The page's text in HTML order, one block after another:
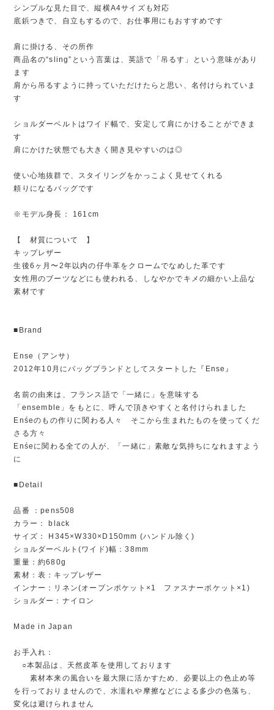
シンプルな見た目で、縦横A4サイズも対応
底鋲つきで、自立もするので、お仕事用にもおすすめです
肩に掛ける、その所作
商品名の“sling”という言葉は、英語で「吊るす」という意味があり
ます
肩から吊るすように持っていただけたらと思い、名付けられていま
す
ショルダーベルトはワイド幅で、安定して肩にかけることができま
す
肩にかけた状態でも大きく開き見やすいのは◎
使い心地抜群で、スタイリングをかっこよく見せてくれる
頼りになるバッグです
※モデル身長： 161cm
【 材質について 】
キップレザー
生後6ヶ月〜2年以内の仔牛革をクロームでなめした革です
女性用のブーツなどにも使われる、しなやかでキメの細かい上品な
素材です
■Brand
Ense（アンサ）
2012年10月にバッグブランドとしてスタートした『Ense』
名前の由来は、フランス語で「一緒に」を意味する
「ensemble」をもとに、呼んで頂きやすくと名付けられました
Enśeのもの作りに関わる人々 そこから生まれたものを使ってくだ
さる方々
Enśeに関わる全ての人が、「一緒に」素敵な気持ちになれますよう
に
■Detail
品番 ：pens508
カラー： black
サイズ： H345×W330×D150mm (ハンドル除く)
ショルダーベルト(ワイド)幅：38mm
重量：約680g
素材：表：キップレザー
インナー：リネン(オープンポケット×1 ファスナーポケット×1)
ショルダー：ナイロン
Made in Japan
お手入れ：
○本製品は、天然皮革を使用しております
素材本来の風合いを最大限に活かすため、必要以上の色止め等
を行っておりませんので、水濡れや摩擦などによる多少の色落ち、
変化は避けられません